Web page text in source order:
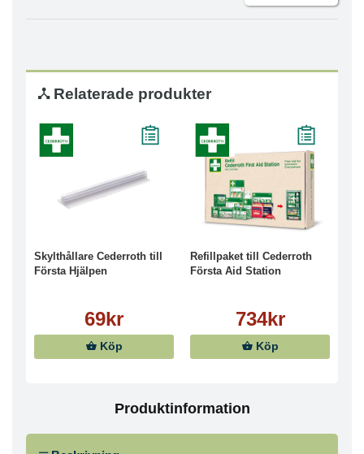
Relaterade produkter
Skylthållare Cederroth till
Första Hjälpen
69kr
Köp
Refillpaket till Cederroth
Första Aid Station
734kr
Köp
Produktinformation